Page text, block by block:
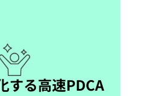
する高速PDCA